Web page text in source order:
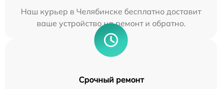
Наш курьер в Челябинске бесплатно доставит
ваше устройство на ремонт и обратно.
Срочный ремонт